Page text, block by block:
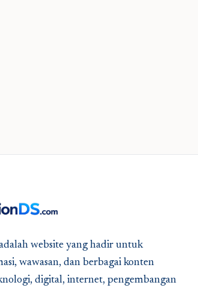
website yang hadir untuk
wawasan, dan berbagai konten
digital, internet, pengembangan